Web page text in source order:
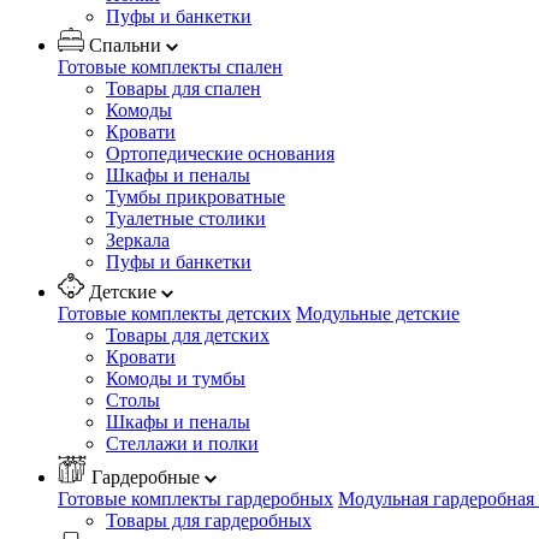
Пуфы и банкетки
Спальни
Готовые комплекты спален
Товары для спален
Комоды
Кровати
Ортопедические основания
Шкафы и пеналы
Тумбы прикроватные
Туалетные столики
Зеркала
Пуфы и банкетки
Детские
Готовые комплекты детских Модульные детские
Товары для детских
Кровати
Комоды и тумбы
Столы
Шкафы и пеналы
Стеллажи и полки
Гардеробные
Готовые комплекты гардеробных Модульная
Товары для гардеробных